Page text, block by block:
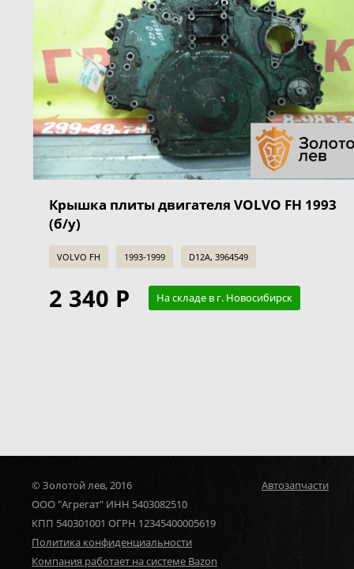
Крышка плиты двигателя VOLVO FH 1993
(б/у)
VOLVO FH 1993-1999 D12A, 3964549
2 340 Р На складе в г. Новосибирск
© Золотой лев, 2016
ООО "Агрегат" ИНН 5403082510
КПП 540301001 ОГРН 12345400005619
Политика конфиденциальности
Компания работает на системе Bazon
Автозапчасти